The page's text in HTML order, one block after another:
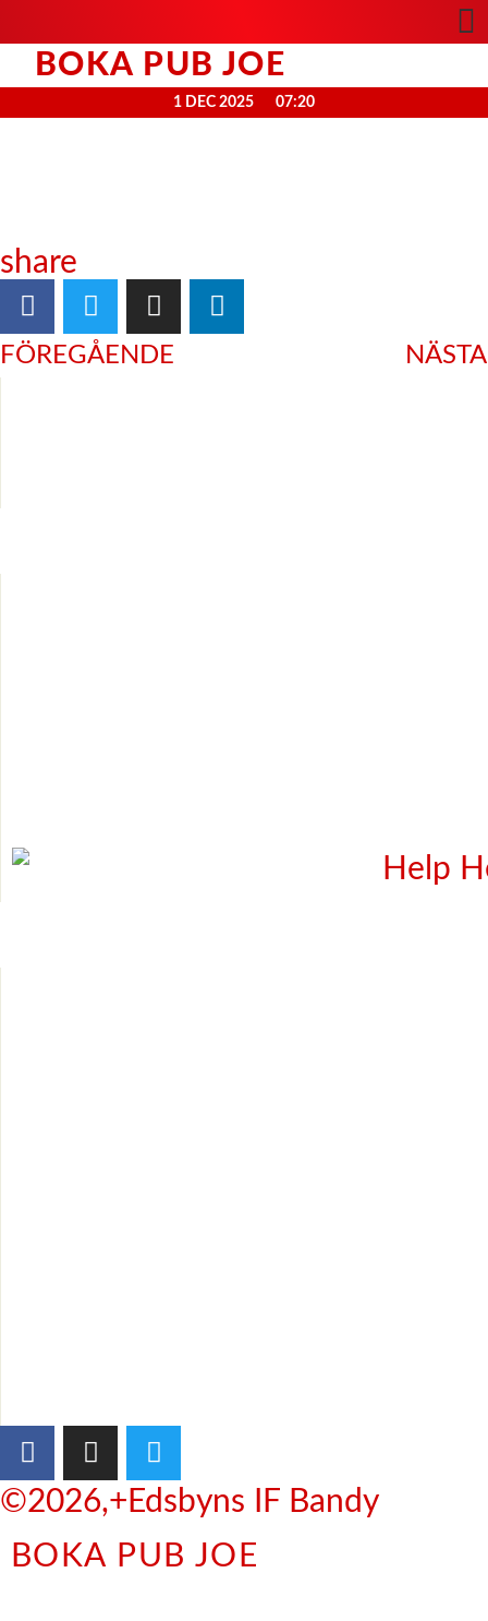
BOKA PUB JOE
1 DEC 2025 07:20
share
FÖREGÅENDE NÄSTA
©2026,+Edsbyns IF Bandy
BOKA PUB JOE